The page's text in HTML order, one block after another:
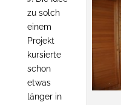
zu solch
einem
Projekt
kursierte
schon
etwas
länger in